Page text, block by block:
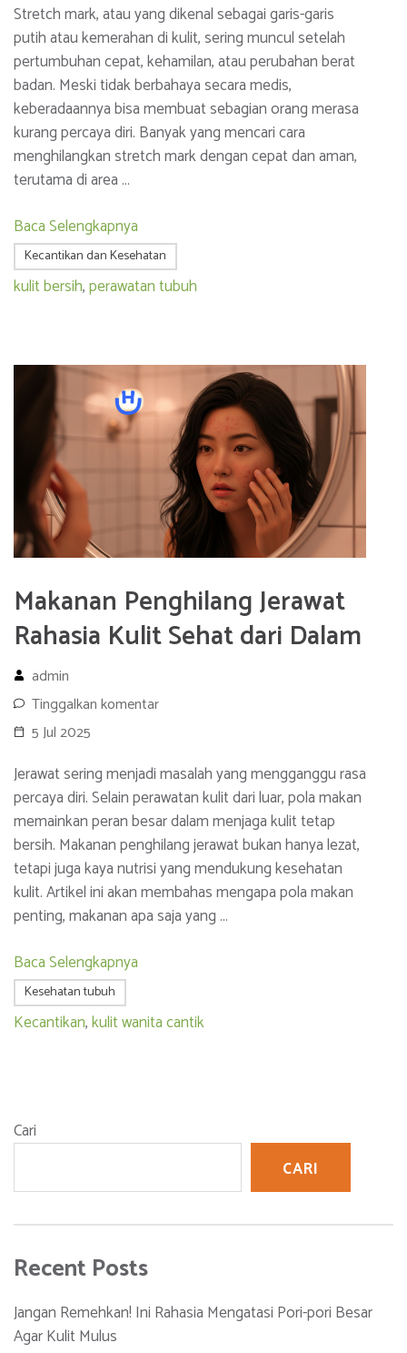
Stretch mark, atau yang dikenal sebagai garis-garis
putih atau kemerahan di kulit, sering muncul setelah
pertumbuhan cepat, kehamilan, atau perubahan berat
badan. Meski tidak berbahaya secara medis,
keberadaannya bisa membuat sebagian orang merasa
kurang percaya diri. Banyak yang mencari cara
menghilangkan stretch mark dengan cepat dan aman,
terutama di area …
Baca Selengkapnya
Kecantikan dan Kesehatan
kulit bersih,perawatan tubuh
Makanan Penghilang Jerawat
Rahasia Kulit Sehat dari Dalam
admin
Tinggalkan komentar
5 Jul 2025
Jerawat sering menjadi masalah yang mengganggu rasa
percaya diri. Selain perawatan kulit dari luar, pola makan
memainkan peran besar dalam menjaga kulit tetap
bersih. Makanan penghilang jerawat bukan hanya lezat,
tetapi juga kaya nutrisi yang mendukung kesehatan
kulit. Artikel ini akan membahas mengapa pola makan
penting, makanan apa saja yang …
Baca Selengkapnya
Kesehatan tubuh
Kecantikan,kulit wanita cantik
Cari
CARI
Recent Posts
Jangan Remehkan! Ini Rahasia Mengatasi Pori-pori Besar
Agar Kulit Mulus